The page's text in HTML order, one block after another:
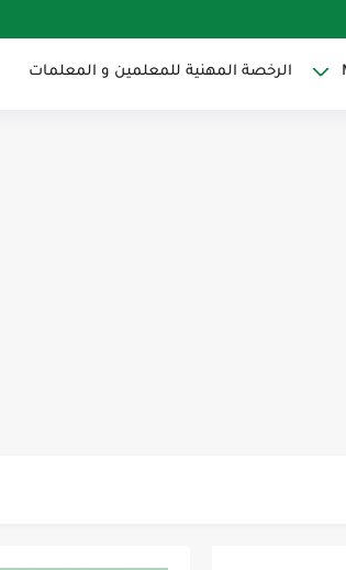
الرخصة المهنية للمعلمين و المعلمات